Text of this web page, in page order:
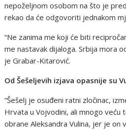
nepoželjnom osobom na što je
rekao da će odgovoriti jednakom
“Ne zanima me koji će biti
me nastavak dijaloga. Srbija mora
je Grabar-Kitarović.
Od Šešeljevih izjava opasnije su
”Šešelj je osuđeni ratni zločinac,
Hrvata u Vojvodini, ali mnogo veću
obrane Aleksandra Vulina, jer je on